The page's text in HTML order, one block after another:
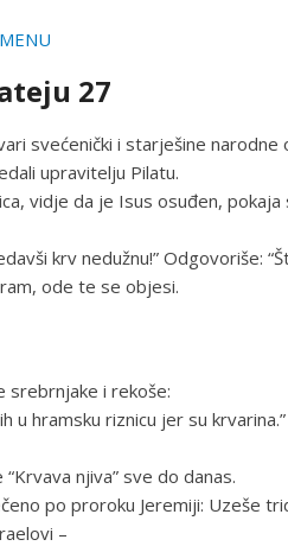
27
svećenički i starješine
upravitelju Pilatu.
vidje da je Isus osuđen,
krv nedužnu!” Odgovoriše:
ode te se objesi.
srebrnjake i rekoše:
u hramsku riznicu jer su
njiva” sve do danas.
po proroku Jeremiji: Uzeše
–